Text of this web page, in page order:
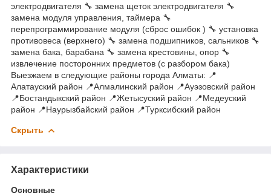
электродвигателя 🔧 замена щеток электродвигателя 🔧
замена модуля управления, таймера 🔧
перепрограммирование модуля (сброс ошибок ) 🔧 установка
противовеса (верхнего) 🔧 замена подшипников, сальников 🔧
замена бака, барабана 🔧 замена крестовины, опор 🔧
извлечение посторонних предметов (с разбором бака)
Выезжаем в следующие районы города Алматы: 📍
Алатауский район 📍Алмалинский район 📍Ауэзовский район
📍Бостандыкский район 📍Жетысуский район 📍Медеуский
район 📍Наурызбайский район 📍Турксибский район
Скрыть
Характеристики
Основные